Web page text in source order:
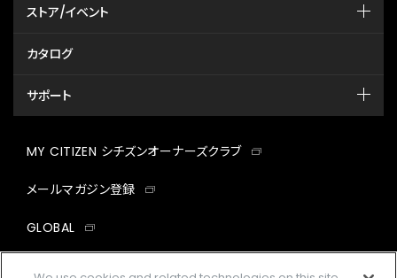
ストア/イベント
カタログ
サポート
MY CITIZEN シチズンオーナーズクラブ
メールマガジン登録
GLOBAL